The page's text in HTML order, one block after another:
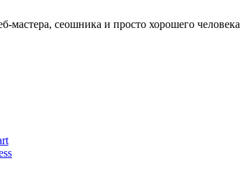
мастера, сеошника и просто хорошего человека